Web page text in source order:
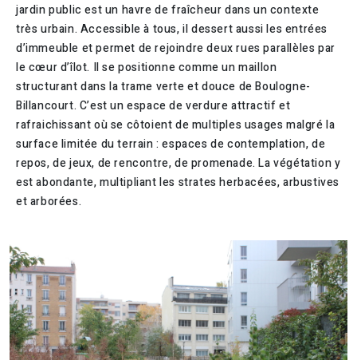
jardin public est un havre de fraîcheur dans un contexte
très urbain. Accessible à tous, il dessert aussi les entrées
d’immeuble et permet de rejoindre deux rues parallèles par
le cœur d’îlot. Il se positionne comme un maillon
structurant dans la trame verte et douce de Boulogne-
Billancourt. C’est un espace de verdure attractif et
rafraichissant où se côtoient de multiples usages malgré la
surface limitée du terrain : espaces de contemplation, de
repos, de jeux, de rencontre, de promenade. La végétation y
est abondante, multipliant les strates herbacées, arbustives
et arborées.